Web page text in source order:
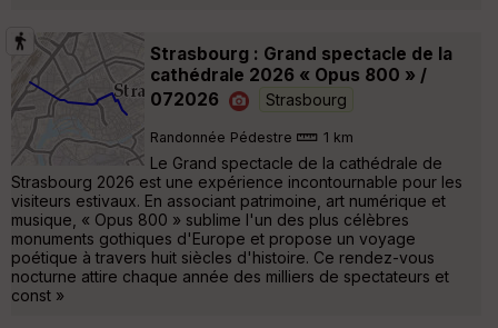
Strasbourg : Grand spectacle de la
cathédrale 2026 « Opus 800 » /
072026
Strasbourg
Randonnée Pédestre 1 km
Le Grand spectacle de la cathédrale de
Strasbourg 2026 est une expérience incontournable pour les
visiteurs estivaux. En associant patrimoine, art numérique et
musique, « Opus 800 » sublime l'un des plus célèbres
monuments gothiques d'Europe et propose un voyage
poétique à travers huit siècles d'histoire. Ce rendez-vous
nocturne attire chaque année des milliers de spectateurs et
const »